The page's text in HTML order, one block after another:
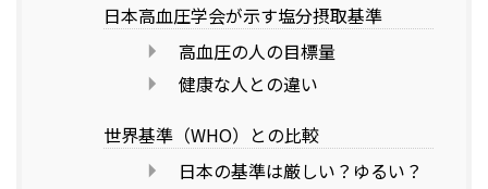
日本高血圧学会が示す塩分摂取基準
高血圧の人の目標量
健康な人との違い
世界基準（WHO）との比較
日本の基準は厳しい？ゆるい？